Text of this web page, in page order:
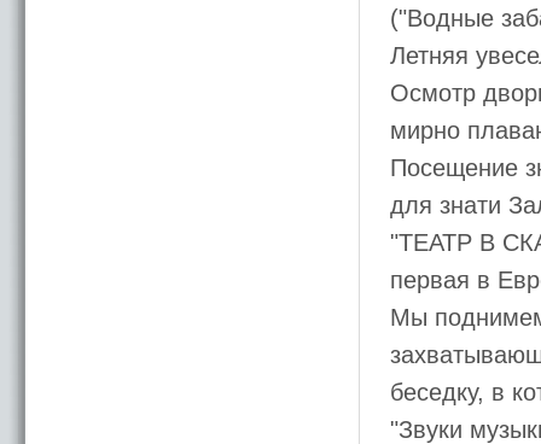
("Водные
Летняя
Осмотр
мирно
Посещение
для знати
"ТЕАТР В
первая в
Мы
беседку, в
"Звуки